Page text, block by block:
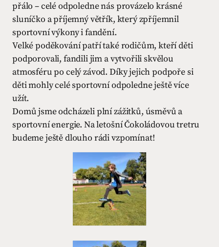
přálo – celé odpoledne nás provázelo krásné
sluníčko a příjemný větřík, který zpříjemnil
sportovní výkony i fandění.
Velké poděkování patří také rodičům, kteří děti
podporovali, fandili jim a vytvořili skvělou
atmosféru po celý závod. Díky jejich podpoře si
děti mohly celé sportovní odpoledne ještě více
užít.
Domů jsme odcházeli plní zážitků, úsměvů a
sportovní energie. Na letošní Čokoládovou tretru
budeme ještě dlouho rádi vzpomínat!